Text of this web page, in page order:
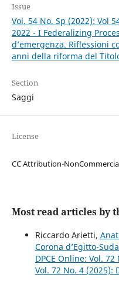
Issue
Vol. 54 No. Sp (2022): Vol
2022 - I Federalizing
d’emergenza. Riflessioni
anni della riforma del
Section
Saggi
License
CC Attribution-
Most read articles by
Riccardo Arietti,
Corona d’Egitto-
DPCE Online: Vol.
Vol. 72 No. 4 (2025):